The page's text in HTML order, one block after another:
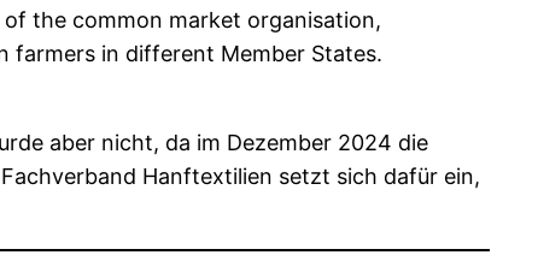
the common market organisation,
farmers in different Member States.
aber nicht, da im Dezember 2024 die
Hanftextilien setzt sich dafür ein,